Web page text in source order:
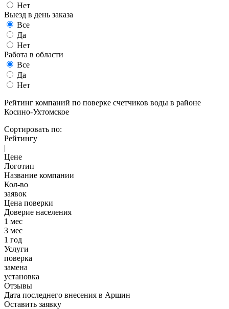
Нет
Выезд в день заказа
Все
Да
Нет
Работа в области
Все
Да
Нет
Рейтинг компаний по поверке счетчиков воды в районе
Косино-Ухтомское
Сортировать по:
Рейтингу
|
Цене
Логотип
Название компании
Кол-во
заявок
Цена поверки
Доверие населения
1 мес
3 мес
1 год
Услуги
поверка
замена
установка
Отзывы
Дата последнего внесения в Аршин
Оставить заявку